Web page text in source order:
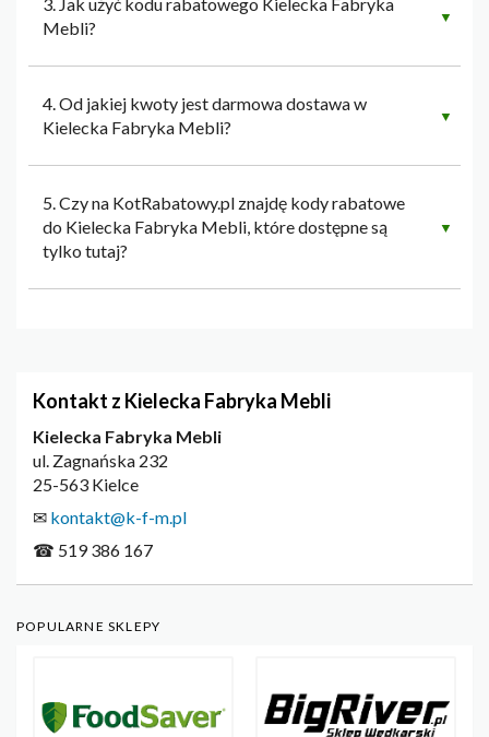
Mebli?
▼
4. Od jakiej kwoty jest darmowa dostawa w
Kielecka Fabryka Mebli?
▼
5. Czy na KotRabatowy.pl znajdę kody rabatowe
do Kielecka Fabryka Mebli, które dostępne są
tylko tutaj?
▼
Kontakt z Kielecka Fabryka Mebli
Kielecka Fabryka Mebli
ul. Zagnańska 232
25-563 Kielce
✉ kontakt@k-f-m.pl
☎ 519 386 167
POPULARNE SKLEPY